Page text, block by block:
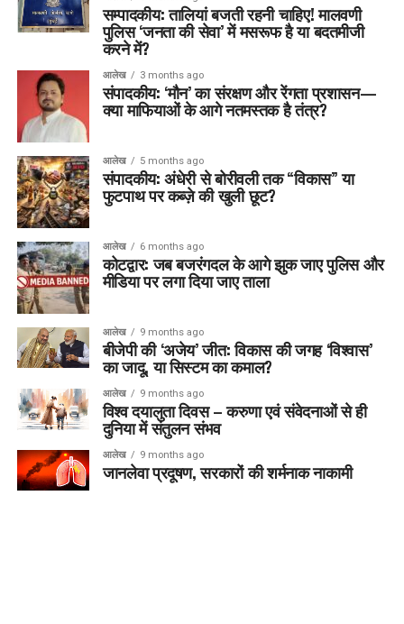
सम्पादकीय: तालियां बजती रहनी चाहिए! मालवणी
पुलिस ‘जनता की सेवा’ में मसरूफ है या बदतमीजी
करने में?
आलेख 3 months ago
संपादकीय: ‘मौन’ का संरक्षण और रेंगता प्रशासन—
क्या माफियाओं के आगे नतमस्तक है तंत्र?
आलेख 5 months ago
संपादकीय: अंधेरी से बोरीवली तक “विकास” या
फुटपाथ पर कब्ज़े की खुली छूट?
आलेख 6 months ago
कोटद्वार: जब बजरंगदल के आगे झुक जाए पुलिस और
मीडिया पर लगा दिया जाए ताला
आलेख 9 months ago
बीजेपी की ‘अजेय’ जीत: विकास की जगह ‘विश्वास’
का जादू, या सिस्टम का कमाल?
आलेख 9 months ago
विश्व दयालुता दिवस – करुणा एवं संवेदनाओं से ही
दुनिया में संतुलन संभव
आलेख 9 months ago
जानलेवा प्रदूषण, सरकारों की शर्मनाक नाकामी